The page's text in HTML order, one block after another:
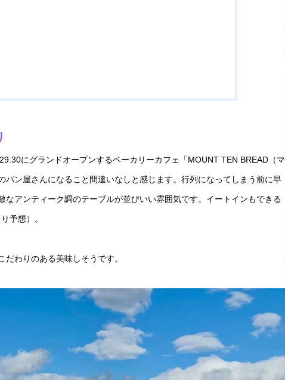
にグランドオープンするベーカリーカフェ「MOUNT TEN BREAD（マ
ン屋さんになること間違いなしと感じます。行列になってしまう前に早
アンティーク調のテーブルが並びいい雰囲気です。イートインもできる
予想）。
わりのある美味しそうです。